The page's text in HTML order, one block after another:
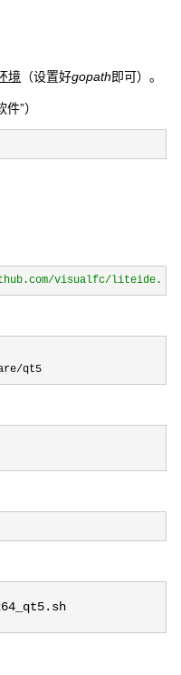
境 （设置好gopath即可）。
”）
visualfc/liteide.git
share/qt5